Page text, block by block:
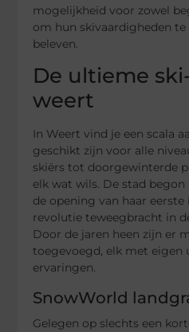
mogelijkheid voor zowel
om hun skivaardigheden
beleven.
De ultieme
weert
In Weert vind je een scala
geschikt zijn voor alle
skiërs tot doorgewinterde
elk wat wils. De stad
de opening van haar
revolutie teweegbracht in
Door de jaren heen zijn er
toegevoegd, elk met eigen
ervaringen.
SnowWorld
Gelegen op slechts een